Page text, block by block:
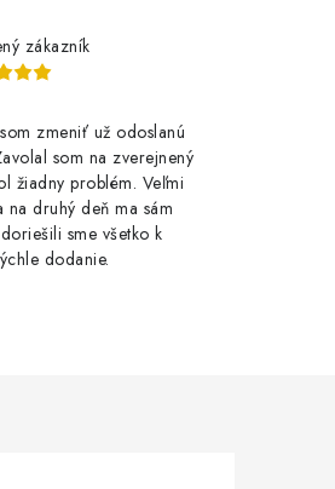
zákazník
zmeniť už odoslanú
som na zverejnený
žiadny problém. Veľmi
na druhý deň ma sám
sme všetko k
dodanie.